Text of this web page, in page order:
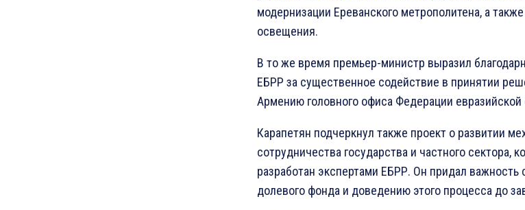
модернизации Ереванского метрополитена, а также
освещения.
В то же время премьер-министр выразил
ЕБРР за существенное содействие в принятии
Армению головного офиса Федерации
Карапетян подчеркнул также проект о развитии
сотрудничества государства и частного сектора,
разработан экспертами ЕБРР. Он придал
долевого фонда и доведению этого процесса до